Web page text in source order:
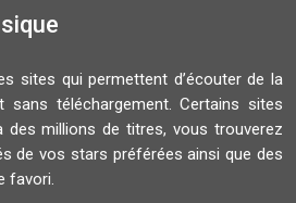
sites qui permettent d’écouter de la
sans téléchargement. Certains sites
millions de titres, vous trouverez
de vos stars préférées ainsi que des
favori.